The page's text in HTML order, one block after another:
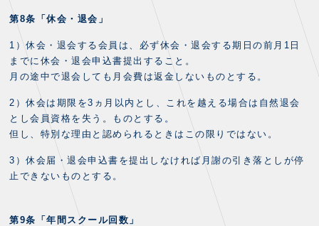
第8条「休会・退会」
1）休会・退会する会員は、必ず休会・退会する期日の前月1日
までに休会・退会申込書提出すること。
月の途中で退会しても月会費は返金しないものとする。
2）休会は期限を3ヵ月以内とし、これを越える場合は自然退会
とし会員資格を失う。ものとする。
但し、特別な理由と認められるときはこの限りではない。
3）休会届・退会申込書を提出しなければ月謝の引き落としが停
止できないものとする。
第9条「年間スクール回数」